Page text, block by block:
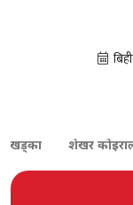
खड्का शेखर कोइराला